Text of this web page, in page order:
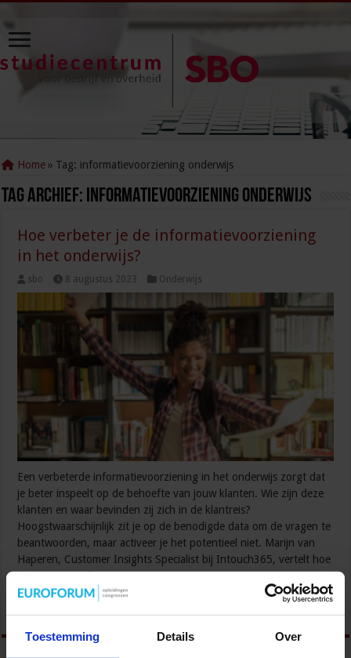
Toestemming Details Over
Home » Tag: informatievoorziening onderwijs
Tag Archief: informatievoorziening onderwijs
Hoe verbeter je de informatievoorziening
in het onderwijs?
sbo 8 augustus 2023 Onderwijs
Een verbeterde informatievoorziening in het onderwijs zorgt dat
je beter inspeelt op de behoefte van jouw klanten. Wie zijn deze
klanten en waar bevinden zij zich in de klantreis?
Hoogstwaarschijnlijk zit je op de benodigde data om de vragen te
beantwoorden, maar activeer je het potentieel niet. Marijn van
Haperen, Customer Insights Specialist bij Intouch365, vertelt hoe
een customer data …